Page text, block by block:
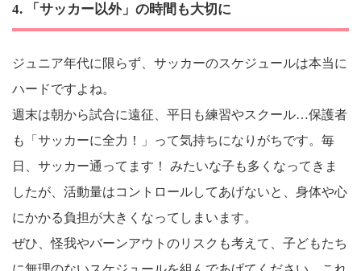
4. 「サッカー以外」の時間も大切に
ジュニア年代に限らず、サッカーのスケジュールは本当に
ハードですよね。
週末は朝から試合に遠征、平日も練習やスクール…保護者
も「サッカーに全力！」って気持ちになりがちです。毎
日、サッカー通ってます！ みたいな子も多くなってきま
したが、活動量はコントロールしてあげないと、身体や心
にかかる負担が大きくなってしまいます。
ぜひ、怪我やバーンアウトのリスクも考えて、子どもたち